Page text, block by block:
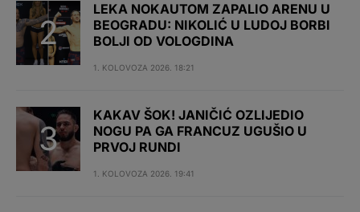
LEKA NOKAUTOM ZAPALIO ARENU U
BEOGRADU: NIKOLIĆ U LUDOJ BORBI
BOLJI OD VOLOGDINA
1. KOLOVOZA 2026. 18:21
KAKAV ŠOK! JANIČIĆ OZLIJEDIO
NOGU PA GA FRANCUZ UGUŠIO U
PRVOJ RUNDI
1. KOLOVOZA 2026. 19:41